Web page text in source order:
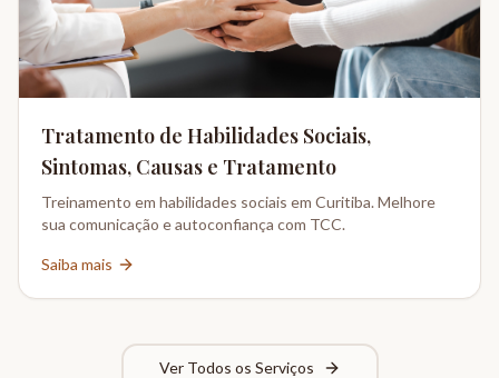
Tratamento de Habilidades Sociais,
Sintomas, Causas e Tratamento
Treinamento em habilidades sociais em Curitiba. Melhore
sua comunicação e autoconfiança com TCC.
Saiba mais
Ver Todos os Serviços